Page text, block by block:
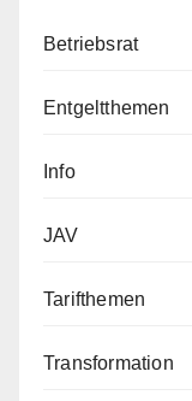
Betriebsrat
Entgeltthemen
Info
JAV
Tarifthemen
Transformation